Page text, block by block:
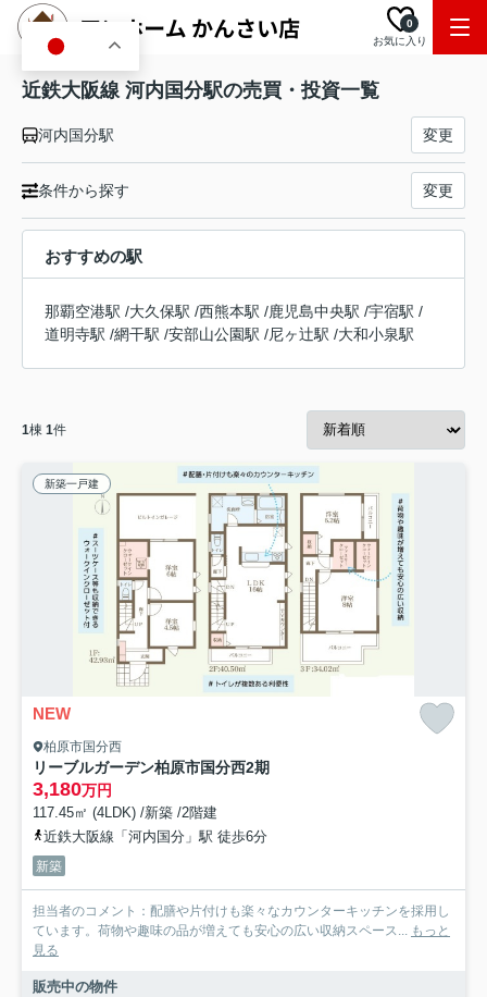
お気に入り
0
近鉄大阪線 河内国分駅の売買・投資一覧
河内国分駅 変更
条件から探す 変更
おすすめの駅
那覇空港駅 /大久保駅 /西熊本駅 /鹿児島中央駅 /宇宿駅 /
道明寺駅 /網干駅 /安部山公園駅 /尼ヶ辻駅 /大和小泉駅
1棟 1件
新築一戸建
NEW
柏原市国分西
リーブルガーデン柏原市国分西2期
3,180万円
117.45㎡ (4LDK) /新築 /2階建
近鉄大阪線「河内国分」駅 徒歩6分
新築
担当者のコメント：配膳や片付けも楽々なカウンターキッチンを採用し
ています。荷物や趣味の品が増えても安心の広い収納スペース... もっと
見る
販売中の物件